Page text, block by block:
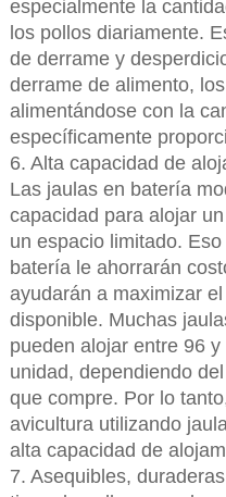
especialmente la
los pollos diariamente.
de derrame y
derrame de alimento,
alimentándose con la
específicamente
6. Alta capacidad de
Las jaulas en batería
capacidad para alojar
un espacio limitado.
batería le ahorrarán
ayudarán a maximizar
disponible. Muchas
pueden alojar entre 96
unidad, dependiendo
que compre. Por lo
avicultura utilizando
alta capacidad de
7. Asequibles,